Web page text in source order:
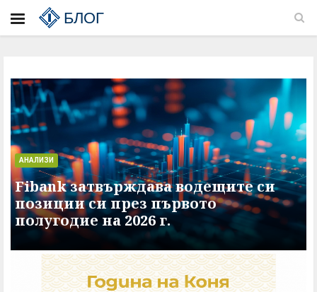
БЛОГ
АНАЛИЗИ
Fibank затвърждава водещите си
позиции си през първото
полугодие на 2026 г.